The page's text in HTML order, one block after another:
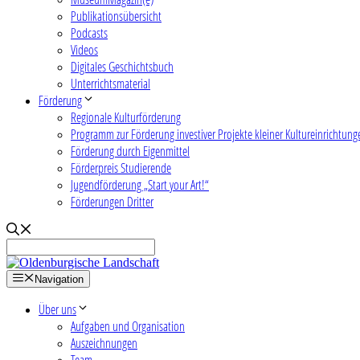
Publikationsübersicht
Podcasts
Videos
Digitales Geschichtsbuch
Unterrichtsmaterial
Förderung
Regionale Kulturförderung
Programm zur Förderung investiver Projekte kleiner
Förderung durch Eigenmittel
Förderpreis Studierende
Jugendförderung „Start your Art!“
Förderungen Dritter
Navigation
Über uns
Aufgaben und Organisation
Auszeichnungen